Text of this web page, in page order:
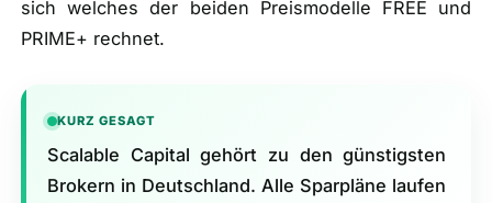
sich welches der beiden Preismodelle FREE und
PRIME+ rechnet.
KURZ GESAGT
Scalable Capital gehört zu den günstigsten
Brokern in Deutschland. Alle Sparpläne laufen